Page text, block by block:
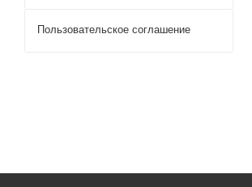
Пользовательское соглашение